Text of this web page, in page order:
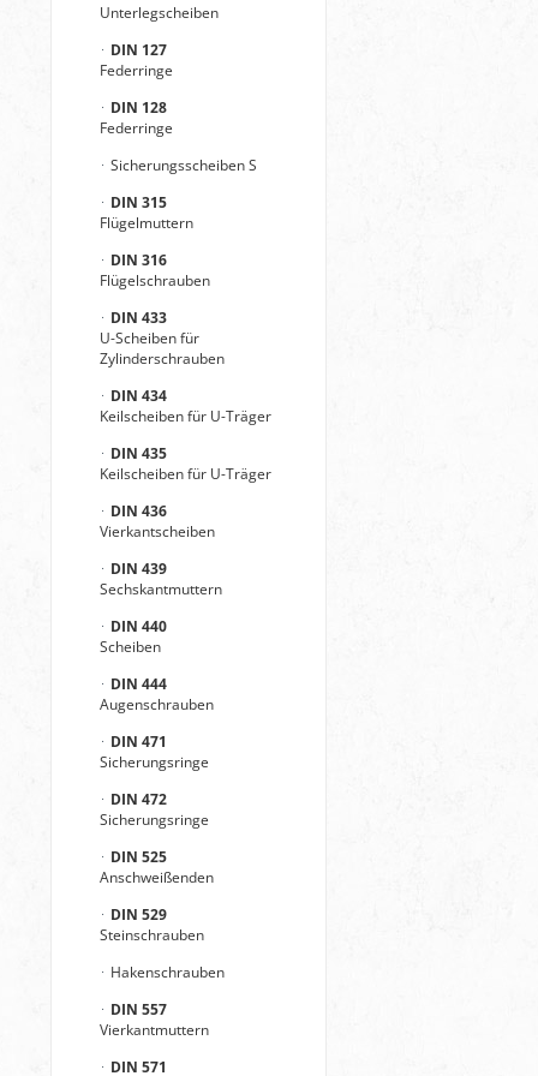
Unterlegscheiben
DIN 127
Federringe
DIN 128
Federringe
Sicherungsscheiben S
DIN 315
Flügelmuttern
DIN 316
Flügelschrauben
DIN 433
U-Scheiben für
Zylinderschrauben
DIN 434
Keilscheiben für U-Träger
DIN 435
Keilscheiben für U-Träger
DIN 436
Vierkantscheiben
DIN 439
Sechskantmuttern
DIN 440
Scheiben
DIN 444
Augenschrauben
DIN 471
Sicherungsringe
DIN 472
Sicherungsringe
DIN 525
Anschweißenden
DIN 529
Steinschrauben
Hakenschrauben
DIN 557
Vierkantmuttern
DIN 571